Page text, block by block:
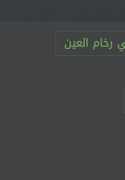
العين